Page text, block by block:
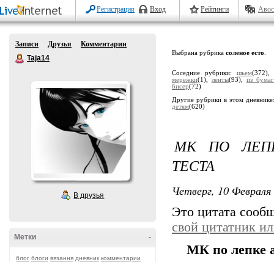
Регистрация Вход Рейтинги
Записи Друзья
Комментарии
Taja14
В друзья
-
Метки
блог блоги вязання дневник комментарии
Выбрана рубрика соленое есто
Соседние рубрики: шьем(372),
мережки(1), ленты(93), из
бисер(72)
Другие рубрики в этом
детям(620)
МК ПО
ТЕСТА
Четверг, 10
Это цитата
свой цитатник
МК по лепке